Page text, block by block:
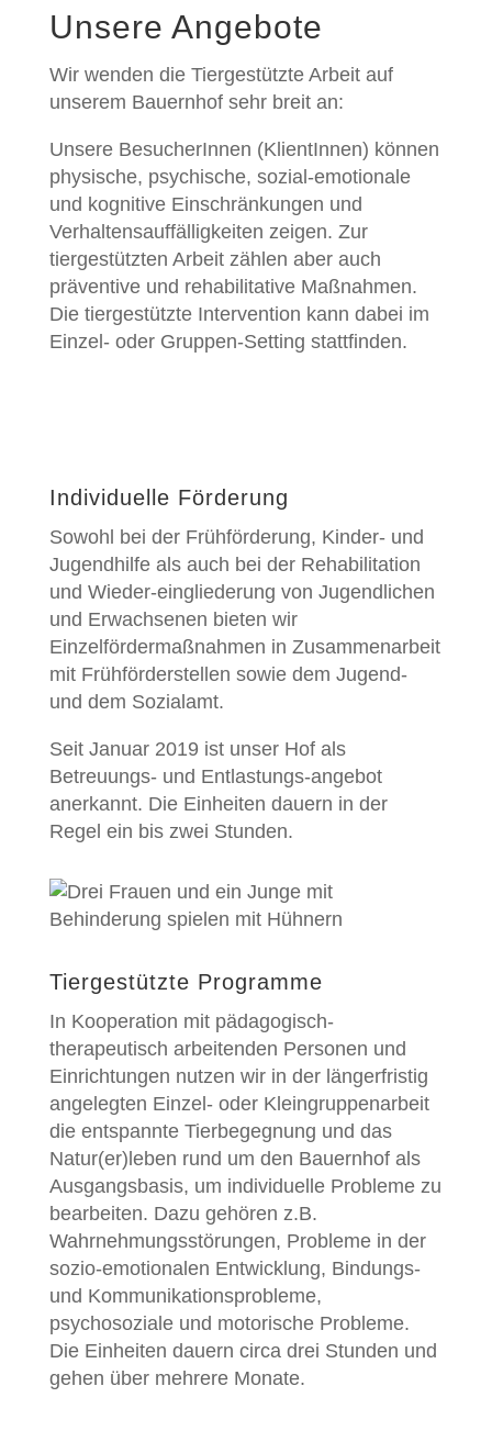
Unsere Angebote
Wir wenden die Tiergestützte Arbeit auf
unserem Bauernhof sehr breit an:
Unsere BesucherInnen (KlientInnen) können
physische, psychische, sozial-emotionale
und kognitive Einschränkungen und
Verhaltensauffälligkeiten zeigen. Zur
tiergestützten Arbeit zählen aber auch
präventive und rehabilitative Maßnahmen.
Die tiergestützte Intervention kann dabei im
Einzel- oder Gruppen-Setting stattfinden.
Individuelle Förderung
Sowohl bei der Frühförderung, Kinder- und
Jugendhilfe als auch bei der Rehabilitation
und Wieder-eingliederung von Jugendlichen
und Erwachsenen bieten wir
Einzelfördermaßnahmen in Zusammenarbeit
mit Frühförderstellen sowie dem Jugend-
und dem Sozialamt.
Seit Januar 2019 ist unser Hof als
Betreuungs- und Entlastungs-angebot
anerkannt. Die Einheiten dauern in der
Regel ein bis zwei Stunden.
Tiergestützte Programme
In Kooperation mit pädagogisch-
therapeutisch arbeitenden Personen und
Einrichtungen nutzen wir in der längerfristig
angelegten Einzel- oder Kleingruppenarbeit
die entspannte Tierbegegnung und das
Natur(er)leben rund um den Bauernhof als
Ausgangsbasis, um individuelle Probleme zu
bearbeiten. Dazu gehören z.B.
Wahrnehmungsstörungen, Probleme in der
sozio-emotionalen Entwicklung, Bindungs-
und Kommunikationsprobleme,
psychosoziale und motorische Probleme.
Die Einheiten dauern circa drei Stunden und
gehen über mehrere Monate.